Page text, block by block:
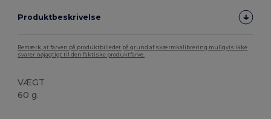
Produktbeskrivelse
Bemærk, at farven på produktbilledet på grund af skærmkalibrering muligvis ikke
svarer nøjagtigt til den faktiske produktfarve.
VÆGT
60 g.